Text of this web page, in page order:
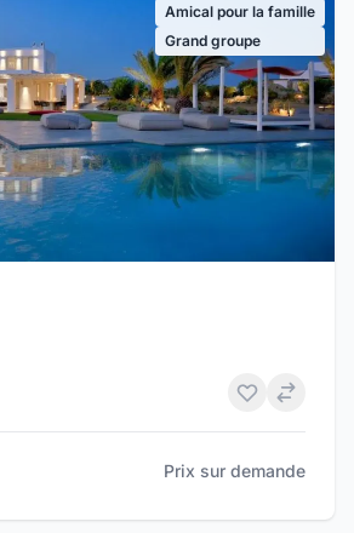
Amical pour la famille
Grand groupe
Prix sur demande